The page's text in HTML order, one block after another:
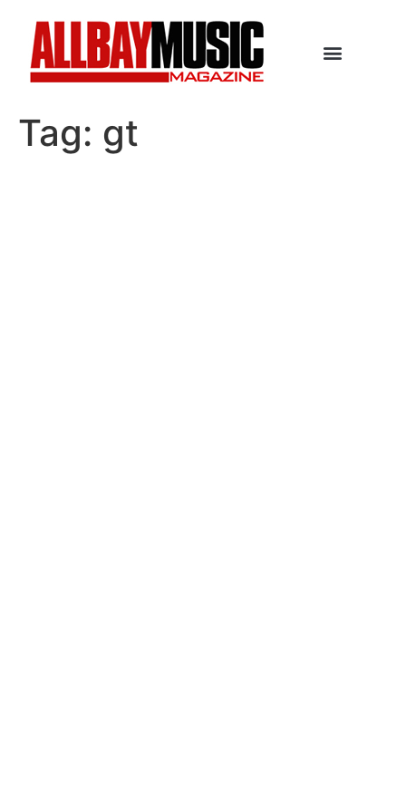
Tag: gt